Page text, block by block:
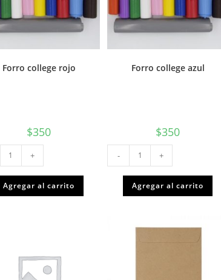
Forro college rojo
$350
Forro
college
rojo
cantidad
+
Agregar al carrito
Forro college azul
$350
Forro
college
azul
cantidad
- +
Agregar al carrito